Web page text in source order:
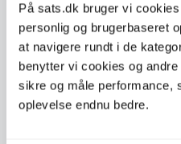
På sats.dk bruger vi
personlig og brugerbaseret
at navigere rundt i de
benytter vi cookies og
sikre og måle performance,
oplevelse endnu bedre.